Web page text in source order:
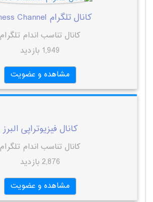
کانال تلگرام Fitness Channel
کانال تناسب اندام تلگرام
1,949 بازدید
مشاهده و عضویت
کانال فیزیوتراپی البرز
کانال تناسب اندام تلگرام
2,876 بازدید
مشاهده و عضویت